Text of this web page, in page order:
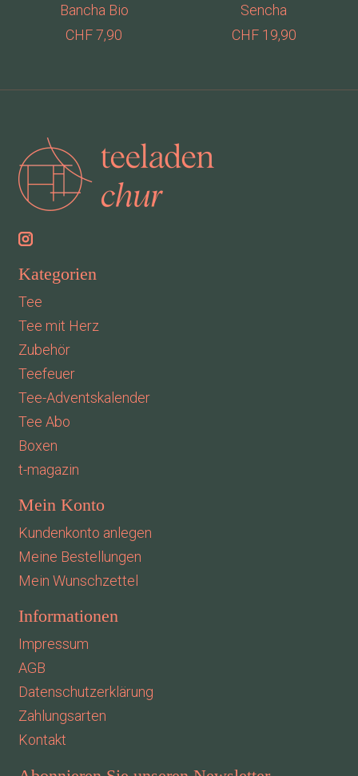
Bancha Bio
CHF 7,90
Sencha
CHF 19,90
Kategorien
Tee
Tee mit Herz
Zubehör
Teefeuer
Tee-Adventskalender
Tee Abo
Boxen
t-magazin
Mein Konto
Kundenkonto anlegen
Meine Bestellungen
Mein Wunschzettel
Informationen
Impressum
AGB
Datenschutzerklärung
Zahlungsarten
Kontakt